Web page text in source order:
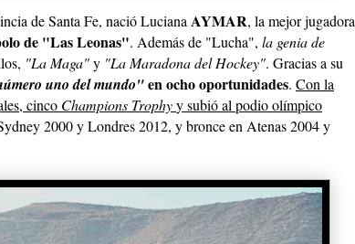
de Santa Fe, nació Luciana AYMAR, la mejor jugadora
de "Las Leonas". Además de "Lucha", la genia de
"La Maga"y "La Maradona del Hockey". Gracias a su
uno del mundo"en ocho oportunidades. Con la
cinco Champions Trophyy subió al podio olímpico
2000 y Londres 2012, y bronce en Atenas 2004 y